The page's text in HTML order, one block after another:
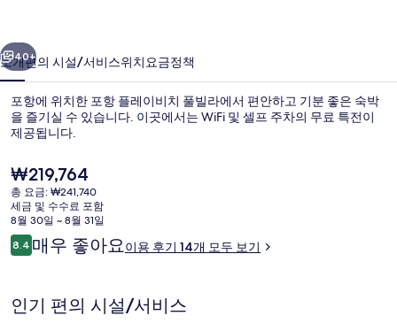
풀
빌
라
의
사
진
갤
러
외관
다음
40+
소개편의 시설/서비스위치요금정책
포항에 위치한 포항 플레이비치 풀빌라에서 편안하고 기분 좋은 숙박
을 즐기실 수 있습니다. 이곳에서는 WiFi 및 셀프 주차의 무료 특전이
제공됩니다.
현
재
가
격
은
₩219,764
₩219,764
총 요금: ₩241,740
세금 및 수수료 포함
8월 30일 ~ 8월 31일
이
용
기
8.410점 만점 중 8.4점.
매우 좋아요이용 후기 14개 모두 보기
인기 편의 시설/서비스